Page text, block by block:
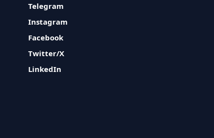
Telegram
Instagram
Facebook
Twitter/X
LinkedIn